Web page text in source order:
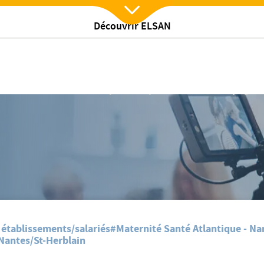
Découvrir ELSAN
Nx:Afficher menu
: 𝗺𝗶𝗲𝘂𝘅 𝗰𝗼𝗺𝗽𝗿𝗲𝗻𝗱𝗿𝗲 𝗽𝗼𝘂𝗿 𝗺𝗶𝗲𝘂𝘅
établissements/salariés#Maternité Santé Atlantique -
St-Herblain